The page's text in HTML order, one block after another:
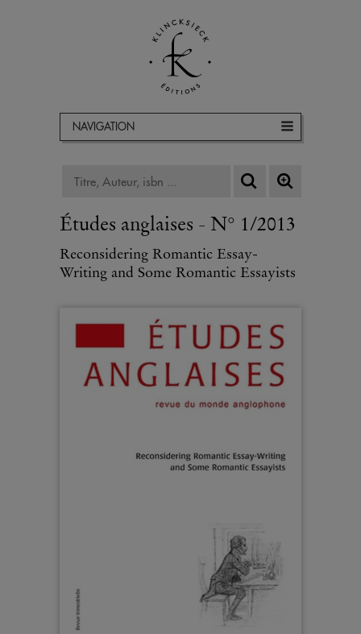
NAVIGATION
Études anglaises - N° 1/2013
Reconsidering Romantic Essay-
Writing and Some Romantic Essayists